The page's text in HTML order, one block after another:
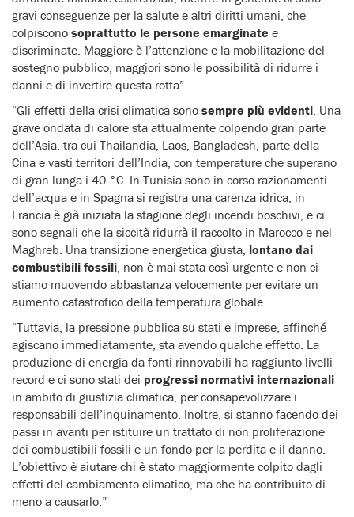
gravi conseguenze per la salute e altri diritti umani, che
colpiscono soprattutto le persone emarginate e
discriminate. Maggiore è l’attenzione e la mobilitazione del
sostegno pubblico, maggiori sono le possibilità di ridurre i
danni e di invertire questa rotta”.
“Gli effetti della crisi climatica sono sempre più evidenti . Una
grave ondata di calore sta attualmente colpendo gran parte
dell’Asia, tra cui Thailandia, Laos, Bangladesh, parte della
Cina e vasti territori dell’India, con temperature che superano
di gran lunga i 40 °C. In Tunisia sono in corso razionamenti
dell’acqua e in Spagna si registra una carenza idrica; in
Francia è già iniziata la stagione degli incendi boschivi, e ci
sono segnali che la siccità ridurrà il raccolto in Marocco e nel
Maghreb. Una transizione energetica giusta, lontano dai
combustibili fossili , non è mai stata così urgente e non ci
stiamo muovendo abbastanza velocemente per evitare un
aumento catastrofico della temperatura globale.
“Tuttavia, la pressione pubblica su stati e imprese, affinché
agiscano immediatamente, sta avendo qualche effetto. La
produzione di energia da fonti rinnovabili ha raggiunto livelli
record e ci sono stati dei progressi normativi internazionali
in ambito di giustizia climatica, per consapevolizzare i
responsabili dell’inquinamento. Inoltre, si stanno facendo dei
passi in avanti per istituire un trattato di non proliferazione
dei combustibili fossili e un fondo per la perdita e il danno.
L’obiettivo è aiutare chi è stato maggiormente colpito dagli
effetti del cambiamento climatico, ma che ha contribuito di
meno a causarlo.”